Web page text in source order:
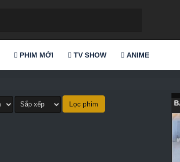
PHIM MỚI TV SHOW ANIME